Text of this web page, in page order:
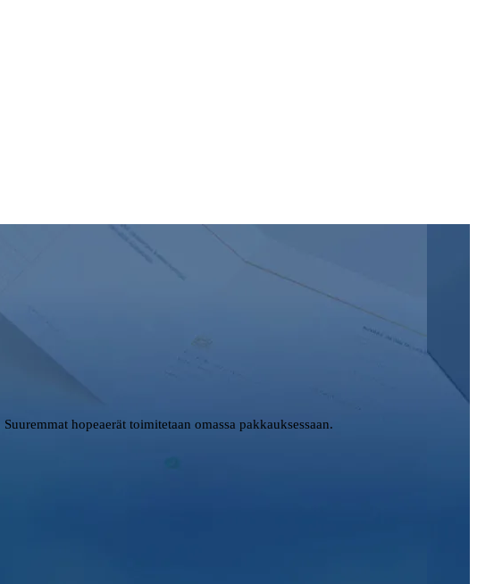
Suuremmat hopeaerät toimitetaan omassa pakkauksessaan.